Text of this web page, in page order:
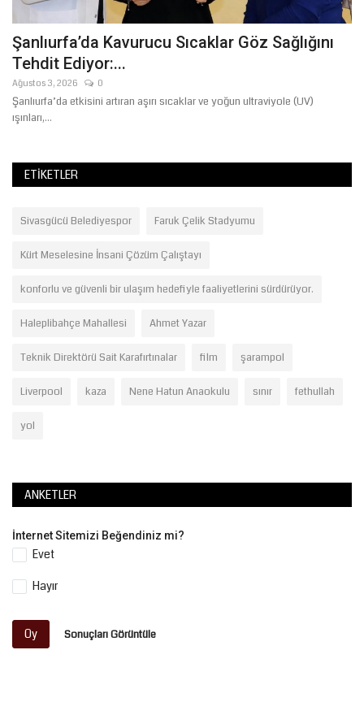
Şanlıurfa’da Kavurucu Sıcaklar Göz Sağlığını
Tehdit Ediyor:...
Ağustos 3, 2026 0
Şanlıurfa’da etkisini artıran aşırı sıcaklar ve yoğun ultraviyole (UV)
ışınları,...
ETIKETLER
Sivasgücü Belediyespor Faruk Çelik Stadyumu
Kürt Meselesine İnsani Çözüm Çalıştayı
konforlu ve güvenli bir ulaşım hedefiyle faaliyetlerini sürdürüyor.
Haleplibahçe Mahallesi Ahmet Yazar
Teknik Direktörü Sait Karafırtınalar film şarampol
Liverpool kaza Nene Hatun Anaokulu sınır fethullah
yol
ANKETLER
İnternet Sitemizi Beğendiniz mi?
Evet
Hayır
Oy Sonuçları Görüntüle